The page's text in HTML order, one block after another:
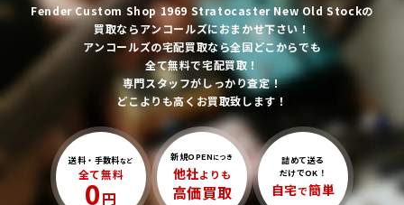
Fender Custom Shop 1969 Stratocaster New Old Stockの
買取ならアンコールズにおまかせ下さい！
アンコールズの宅配買取なら全国どこからでも
全て無料で宅配買取！
専門スタッフがしっかり査定！
どこよりも高くお買取致します！
送料・手数料など
全て無料
0円
新規OPEN につき
他社よりも
高価買取
詰めて送る
だけでOK！
自宅で簡単